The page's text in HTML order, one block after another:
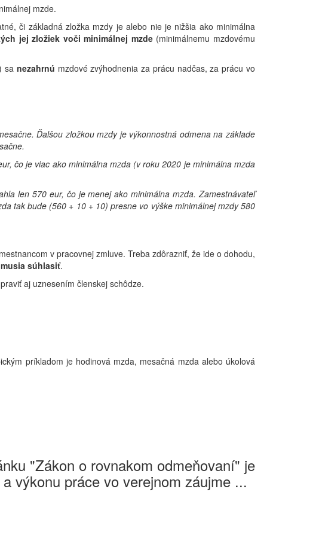
mzde.
či základná zložka mzdy je alebo nie je nižšia ako minimálna
jej zložiek voči minimálnej mzde(minimálnemu mzdovému
sa nezahrnú mzdové zvýhodnenia za prácu nadčas, za prácu vo
Ďalšou zložkou mzdy je výkonnostná odmena na základe
čo je viac ako minimálna mzda (v roku 2020 je minimálna mzda
len 570 eur, čo je menej ako minimálna mzda. Zamestnávateľ
tak bude (560 + 10 + 10) presne vo výške minimálnej mzdy 580
v pracovnej zmluve. Treba zdôrazniť, že ide o dohodu,
musia súhlasiť.
aj uznesením členskej schôdze.
príkladom je hodinová mzda, mesačná mzda alebo úkolová
"Zákon o rovnakom odmeňovaní" je
výkonu práce vo verejnom záujme ...